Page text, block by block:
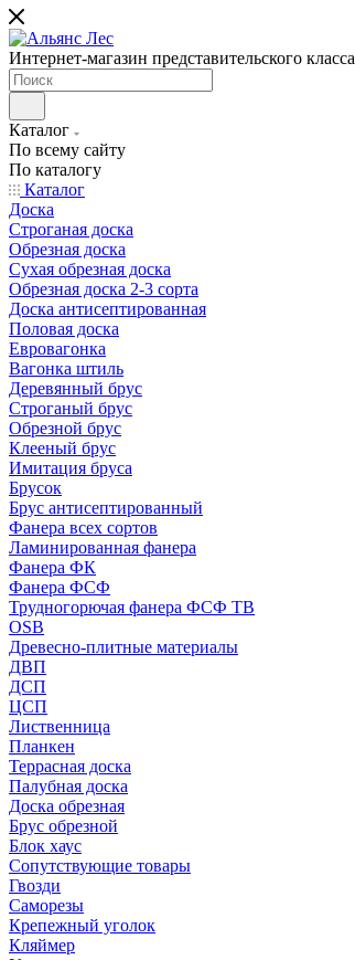
Интернет-магазин представительского класса
Каталог
По всему сайту
По каталогу
Каталог
Доска
Строганая доска
Обрезная доска
Сухая обрезная доска
Обрезная доска 2-3 сорта
Доска антисептированная
Половая доска
Евровагонка
Вагонка штиль
Деревянный брус
Строганый брус
Обрезной брус
Клееный брус
Имитация бруса
Брусок
Брус антисептированный
Фанера всех сортов
Ламинированная фанера
Фанера ФК
Фанера ФСФ
Трудногорючая фанера ФСФ ТВ
OSB
Древесно-плитные материалы
ДВП
ДСП
ЦСП
Лиственница
Планкен
Террасная доска
Палубная доска
Доска обрезная
Брус обрезной
Блок хаус
Сопутствующие товары
Гвозди
Саморезы
Крепежный уголок
Кляймер